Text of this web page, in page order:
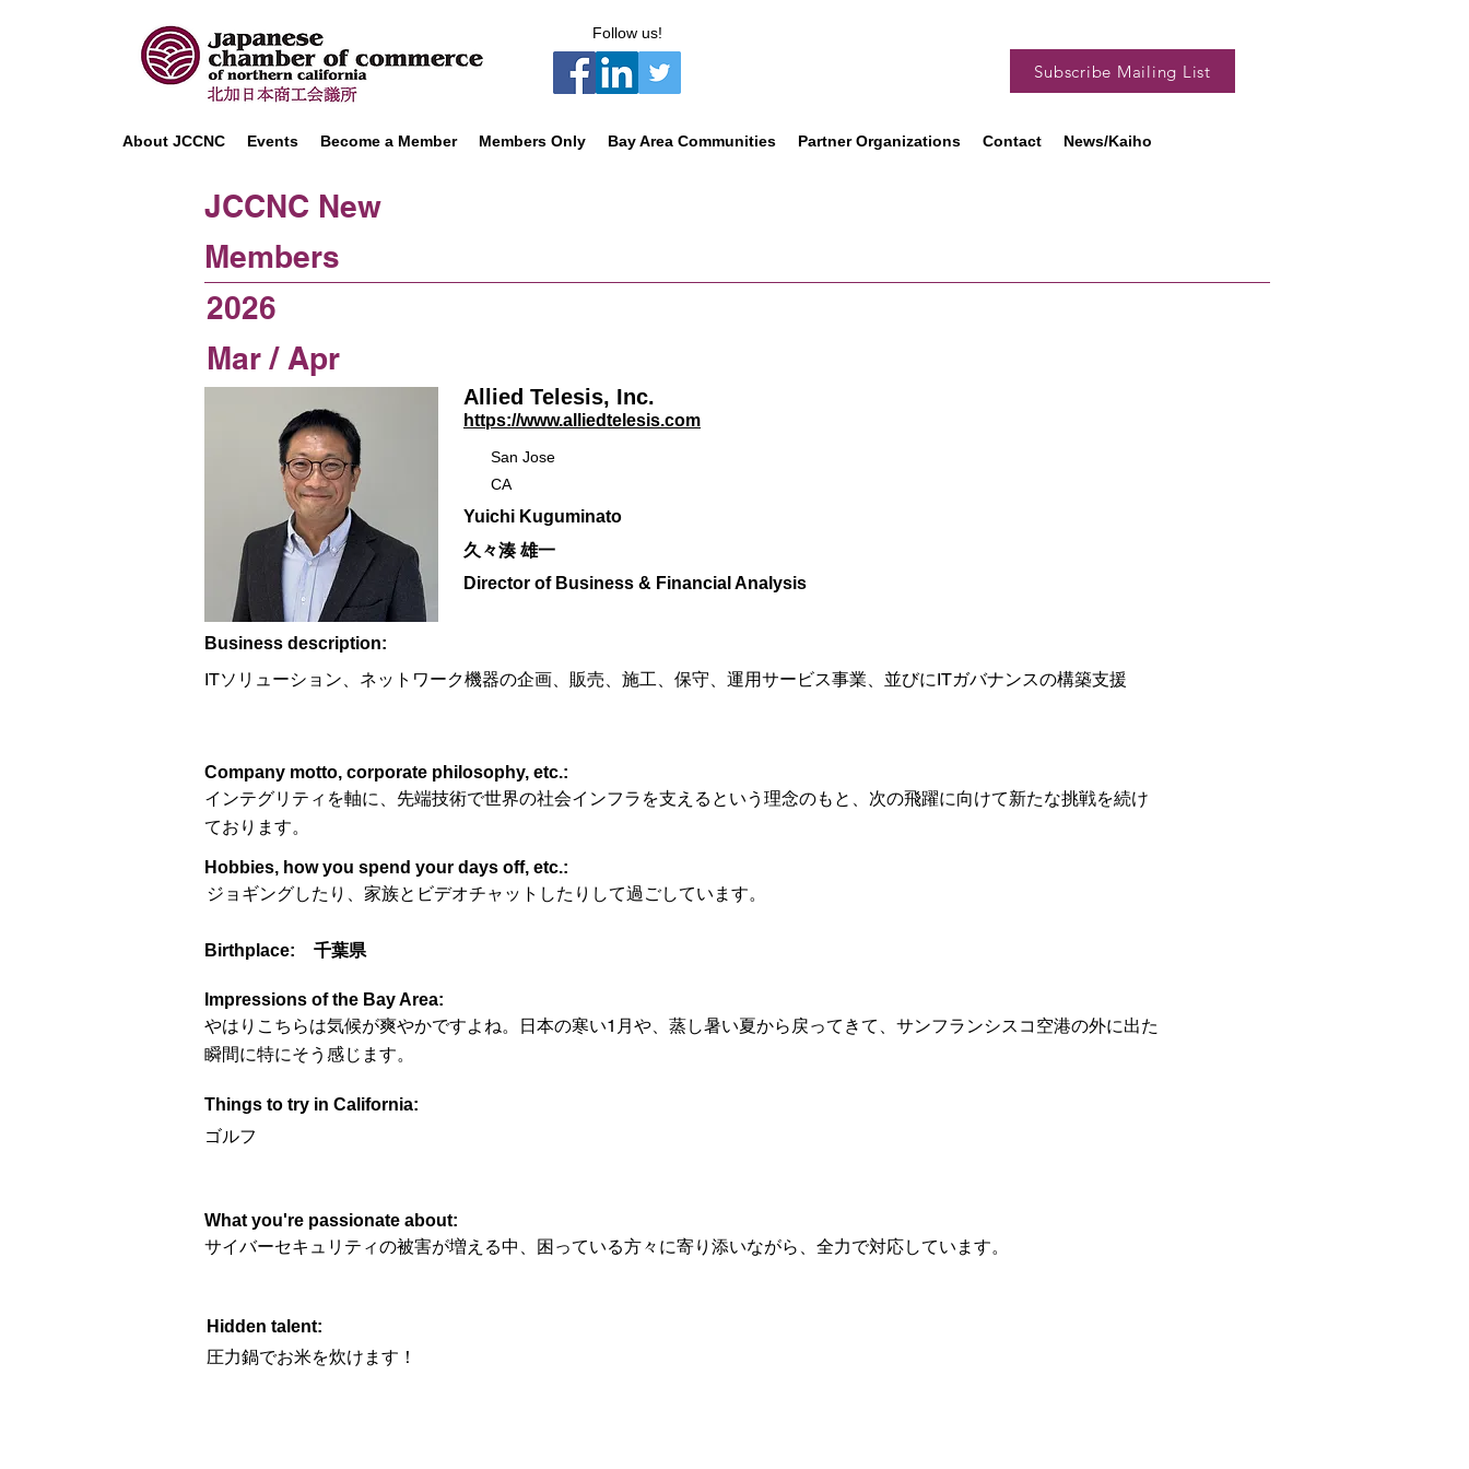
Follow us!
Subscribe Mailing List
About JCCNC Events Become a Member Members Only Bay Area Communities Partner Organizations Contact News/Kaiho
JCCNC New
Members
2026
Allied Telesis, Inc.
https://www.alliedtelesis.com
Yuichi Kuguminato
久々湊 雄一
Director of Business & Financial Analysis
​Business description:
ITソリューション、ネットワーク機器の企画、販売、施工、保守、運用サービス事業、並びにITガバナンスの構築支援
​Company motto, corporate philosophy, etc.:
インテグリティを軸に、先端技術で世界の社会インフラを支えるという理念のもと、次の飛躍に向けて新たな挑戦を続け
ております。
Hobbies, how you spend your days off, etc.:
ジョギングしたり、家族とビデオチャットしたりして過ごしています。
Birthplace: 千葉県
Impressions of the Bay Area:
やはりこちらは気候が爽やかですよね。日本の寒い1月や、蒸し暑い夏から戻ってきて、サンフランシスコ空港の外に出た
瞬間に特にそう感じます。
Things to try in California:
ゴルフ
What you're passionate about:
サイバーセキュリティの被害が増える中、困っている方々に寄り添いながら、全力で対応しています。
Hidden talent:
圧力鍋でお米を炊けます！
San Jose
CA
Mar / Apr